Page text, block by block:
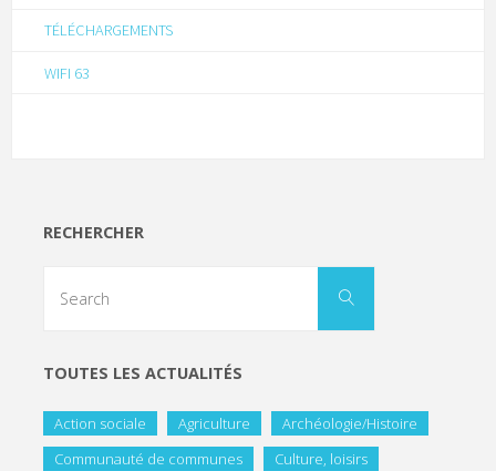
TÉLÉCHARGEMENTS
WIFI 63
RECHERCHER
TOUTES LES ACTUALITÉS
Action sociale Agriculture
Archéologie/Histoire
Communauté de communes
Culture, loisirs